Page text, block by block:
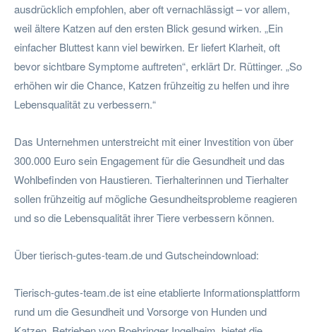
ausdrücklich empfohlen, aber oft vernachlässigt – vor allem,
weil ältere Katzen auf den ersten Blick gesund wirken. „Ein
einfacher Bluttest kann viel bewirken. Er liefert Klarheit, oft
bevor sichtbare Symptome auftreten“, erklärt Dr. Rüttinger. „So
erhöhen wir die Chance, Katzen frühzeitig zu helfen und ihre
Lebensqualität zu verbessern.“
Das Unternehmen unterstreicht mit einer Investition von über
300.000 Euro sein Engagement für die Gesundheit und das
Wohlbefinden von Haustieren. Tierhalterinnen und Tierhalter
sollen frühzeitig auf mögliche Gesundheitsprobleme reagieren
und so die Lebensqualität ihrer Tiere verbessern können.
Über tierisch-gutes-team.de und Gutscheindownload:
Tierisch-gutes-team.de ist eine etablierte Informationsplattform
rund um die Gesundheit und Vorsorge von Hunden und